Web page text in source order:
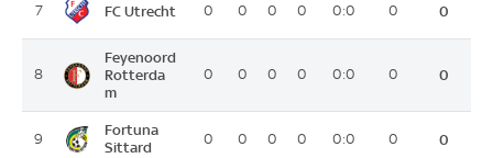
7 FC Utrecht 0 0 0 0 0:0 0 0
8
Feyenoord
Rotterda
m
0 0 0 0 0:0 0 0
9
Fortuna
Sittard
0 0 0 0 0:0 0 0